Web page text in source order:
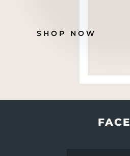
SHOP NOW
FACE